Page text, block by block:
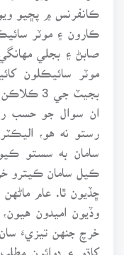
ڪانفرنس ۾ پڇيو
ڪارون ۽ موٽر
صابڻ ۽ بجلي
موٽر سائيڪلون
بجيٽ جي
ان سوال جو حسب
رستو نه هو،
سامان به سستو
ڪيل سامان ڪيترو
ڇڏيون ٿا. عام
وڏيون اميدون
خرچ جنهن تيزيءَ
کاڌو ۽ دوائون